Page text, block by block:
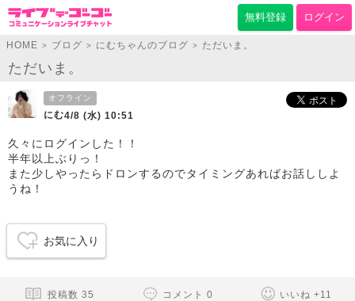
無料登録 ログイン
HOME > ブログ > にむちゃんのブログ > ただいま。
ただいま。
オフライン
にむ4/8 (水) 10:51
久々にログインした！！
半年以上ぶりっ！
また少しやったらドロンするのでタイミングあればお話ししよ
うね！
お気に入り
投稿数 35 コメント 0 いいね +11